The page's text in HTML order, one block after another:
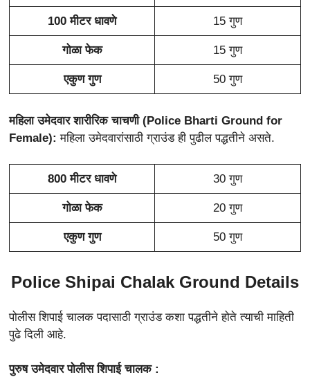
100 मीटर धावणे 15 गुण
गोळा फेक 15 गुण
एकुण गुण 50 गुण
महिला उमेदवार शारीरिक चाचणी (Police Bharti Ground for
Female): महिला उमेदवारांसाठी ग्राउंड ही पुढील पद्धतीने असते.
800 मीटर धावणे 30 गुण
गोळा फेक 20 गुण
एकुण गुण 50 गुण
Police Shipai Chalak Ground Details
पोलीस शिपाई चालक पदासाठी ग्राउंड कशा पद्धतीने होते त्याची माहिती
पुढे दिली आहे.
पुरुष उमेदवार पोलीस शिपाई चालक :